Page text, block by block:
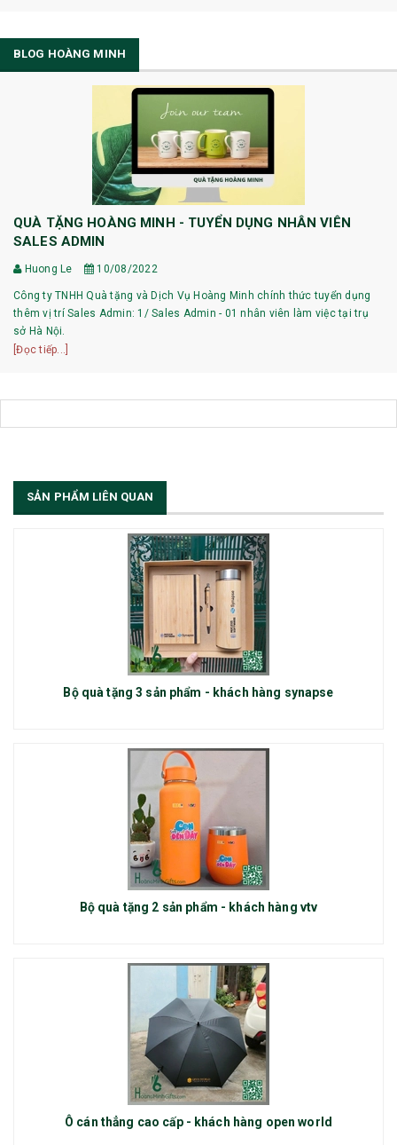
BLOG HOÀNG MINH
QUÀ TẶNG HOÀNG MINH - TUYỂN DỤNG NHÂN VIÊN
SALES ADMIN
Huong Le 10/08/2022
Công ty TNHH Quà tặng và Dịch Vụ Hoàng Minh chính thức tuyển dụng
thêm vị trí Sales Admin: 1/ Sales Admin - 01 nhân viên làm việc tại trụ
sở Hà Nội.
[Đọc tiếp...]
SẢN PHẨM LIÊN QUAN
Bộ quà tặng 3 sản phẩm - khách hàng synapse
Bộ quà tặng 2 sản phẩm - khách hàng vtv
Ô cán thẳng cao cấp - khách hàng open world